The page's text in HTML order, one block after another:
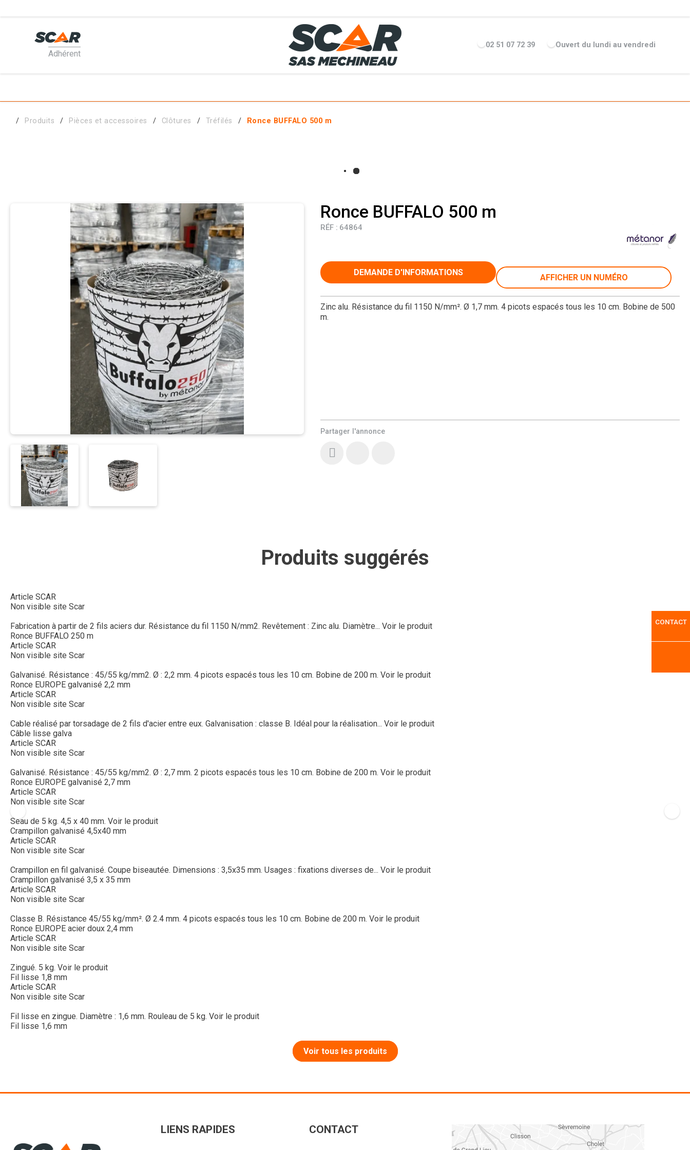
Adhérent
02 51 07 72 39 Ouvert du lundi au vendredi
Produits Pièces et accessoires Clôtures Tréfilés Ronce BUFFALO 500 m
Ronce BUFFALO 500 m
RÉF : 64864
Partager l'annonce
Zinc alu. Résistance du fil 1150 N/mm². Ø 1,7 mm. 4 picots espacés tous les 10 cm. Bobine de 500
m.
DEMANDE D'INFORMATIONS
AFFICHER UN NUMÉRO
Produits suggérés
Article SCAR
Non visible site Scar
Fabrication à partir de 2 fils aciers dur. Résistance du fil 1150 N/mm2. Revêtement : Zinc alu. Diamètre... Voir le produit
Ronce BUFFALO 250 m
Article SCAR
Non visible site Scar
Galvanisé. Résistance : 45/55 kg/mm2. Ø : 2,2 mm. 4 picots espacés tous les 10 cm. Bobine de 200 m. Voir le produit
Ronce EUROPE galvanisé 2,2 mm
Article SCAR
Non visible site Scar
Cable réalisé par torsadage de 2 fils d'acier entre eux. Galvanisation : classe B. Idéal pour la réalisation... Voir le produit
Câble lisse galva
Article SCAR
Non visible site Scar
Galvanisé. Résistance : 45/55 kg/mm2. Ø : 2,7 mm. 2 picots espacés tous les 10 cm. Bobine de 200 m. Voir le produit
Ronce EUROPE galvanisé 2,7 mm
Article SCAR
Non visible site Scar
Seau de 5 kg. 4,5 x 40 mm. Voir le produit
Crampillon galvanisé 4,5x40 mm
Article SCAR
Non visible site Scar
Crampillon en fil galvanisé. Coupe biseautée. Dimensions : 3,5x35 mm. Usages : fixations diverses de... Voir le produit
Crampillon galvanisé 3,5 x 35 mm
Article SCAR
Non visible site Scar
Classe B. Résistance 45/55 kg/mm². Ø 2.4 mm. 4 picots espacés tous les 10 cm. Bobine de 200 m. Voir le produit
Ronce EUROPE acier doux 2,4 mm
Article SCAR
Non visible site Scar
Zingué. 5 kg. Voir le produit
Fil lisse 1,8 mm
Article SCAR
Non visible site Scar
Fil lisse en zingue. Diamètre : 1,6 mm. Rouleau de 5 kg. Voir le produit
Fil lisse 1,6 mm
Voir tous les produits
CONTACT
LIENS RAPIDES CONTACT